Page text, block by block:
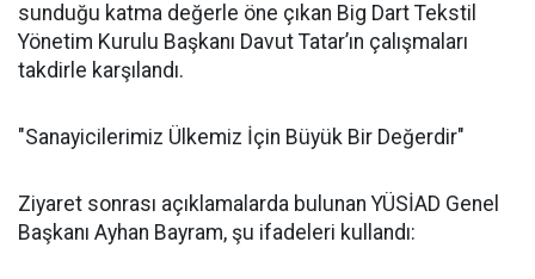
sunduğu katma değerle öne çıkan Big Dart Tekstil
Yönetim Kurulu Başkanı Davut Tatar’ın çalışmaları
takdirle karşılandı.
"Sanayicilerimiz Ülkemiz İçin Büyük Bir Değerdir"
Ziyaret sonrası açıklamalarda bulunan YÜSİAD Genel
Başkanı Ayhan Bayram, şu ifadeleri kullandı: